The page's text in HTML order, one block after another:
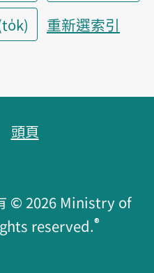
重新選索引
頭頁
© 2026 Ministry of
reserved.®